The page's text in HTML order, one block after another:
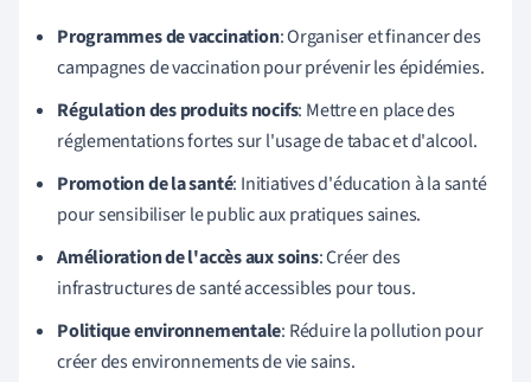
Programmes de vaccination: Organiser et financer des
campagnes de vaccination pour prévenir les épidémies.
Régulation des produits nocifs: Mettre en place des
réglementations fortes sur l'usage de tabac et d'alcool.
Promotion de la santé: Initiatives d'éducation à la santé
pour sensibiliser le public aux pratiques saines.
Amélioration de l'accès aux soins: Créer des
infrastructures de santé accessibles pour tous.
Politique environnementale: Réduire la pollution pour
créer des environnements de vie sains.